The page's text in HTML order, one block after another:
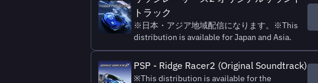
トラック
※日本・アジア地域配信になります。※This
distribution is available for Japan and Asia.
PSP - Ridge Racer2 (Original Soundtrack)
※This distribution is available for the